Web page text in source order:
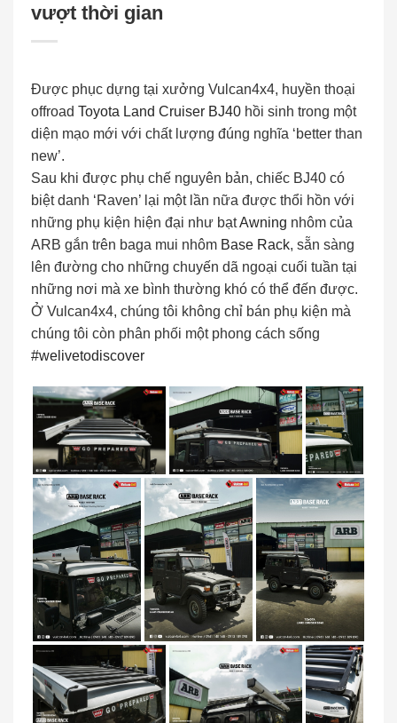
vượt thời gian
Được phục dựng tại xưởng Vulcan4x4, huyền thoại
offroad Toyota Land Cruiser BJ40 hồi sinh trong một
diện mạo mới với chất lượng đúng nghĩa ‘better than
new’.
Sau khi được phụ chế nguyên bản, chiếc BJ40 có
biệt danh ‘Raven’ lại một lần nữa được thổi hồn với
những phụ kiện hiện đại như bạtAwning nhôm của
ARB gắn trên baga mui nhôm Base Rack, sẵn sàng
lên đường cho những chuyến dã ngoại cuối tuần tại
những nơi mà xe bình thường khó có thể đến được.
Ở Vulcan4x4, chúng tôi không chỉ bán phụ kiện mà
chúng tôi còn phân phối một phong cách sống
#welivetodiscover